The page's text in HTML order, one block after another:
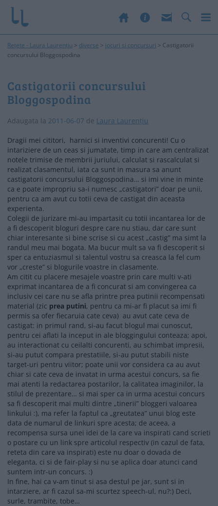
Rețete - Laura Laurențiu > diverse > jocuri si concursuri > Castigatorii
concursului Bloggospodina
Castigatorii concursului
Bloggospodina
Adaugata la 2011-06-07 de Laura Laurențiu
Dragii mei cititori, harnici si inventivi concurenti! Cu o
intariziere de un ceas si jumatate, timp in care am centralizat
notele trimise de membrii juriului, calculat si rascalculat si
realizat clasamentul, iata ca sunt in masura sa anunt
castigatorii concursului Bloggospodina… si imi vine in minte
ca e poate impropriu sa-i numesc „castigatori” doar pe unii,
pentru ca am avut cu totii ceva de castigat din aceasta
experienta.
Colegii de jurizare mi-au impartasit cu totii incantarea lor de
a fi descoperit bloguri despre care nu stiau, dar care sunt
chiar interesante si bine scrise si cu acest „castig” ma simt la
randul meu mai bogata. Ma bucur mult sa va fi descoperit si
sper ca entuziasmul si talentul vostru sa creasca la fel cum
vor „creste” si blogurile voastre in clasamente.
Am citit cu placere mesajele voastre prin care multi v-ati
exprimat incantarea de a fi concurat si am convingerea ca
inclusiv cei care nu se afla printre prea putinii recompensati
material (zic prea putini, pentru ca mi-ar fi placut sa imi fi
permis sa ofer fiecaruia cate ceva) au avut cate ceva de
castigat: in primul rand, si-au facut blogul mai cunoscut,
pentru cei aflati la inceput in ale bloggingului conteaza; apoi,
au interactionat cu ceilalti concurenti, au schimbat impresii,
si-au putut compara prestatiile, si-au putut stabili niste
target-uri pentru viitor; poate unii vor considera ca au avut
chiar si cate ceva de invatat in urma acestui concurs, sa fie
mai atenti la redactarea postarilor, la calitatea imaginilor, la
stilul de prezentare… si mai sper ca in urma acestui concurs
sa fi descoperit mai multi dintre „tinerii” bloggeri valoarea
linkului :), ma refer la faptul ca „greutatea” unui blog este
data de numarul de linkuri spre acesta; de aceea, a
recompensa sursa unei idei de la care va inspirati cand scrieti
o postare cu un link spre articolul respectiv (in cazul de fata,
reteta din care va inspirati) este nu doar o dovada de
eleganta, ci si de fair-play si nu se aplica doar atunci cand
suntem intr-un concurs. :)
In fine, hai ca v-am tinut si asa destul pe jar, sunt si in
intarziere, ar fi cazul sa-mi scurtez speech-ul, nu?:) Deci,
surle, trambite, tobe…